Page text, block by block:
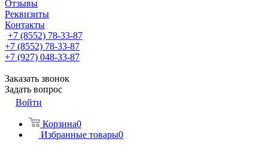
Отзывы
Реквизиты
Контакты
+7 (8552) 78-33-87
+7 (8552) 78-33-87
+7 (927) 048-33-87
Заказать звонок
Задать вопрос
Войти
Корзина0
Избранные товары0